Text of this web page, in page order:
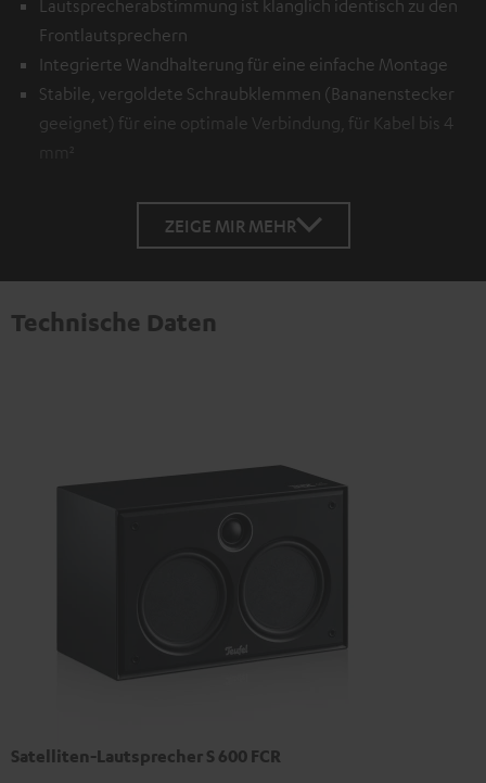
Lautsprecherabstimmung ist klanglich identisch zu den
Frontlautsprechern
Integrierte Wandhalterung für eine einfache Montage
Stabile, vergoldete Schraubklemmen (Bananenstecker
geeignet) für eine optimale Verbindung, für Kabel bis 4
ZEIGE MIR MEHR
Technische Daten
Satelliten-Lautsprecher S 600 FCR